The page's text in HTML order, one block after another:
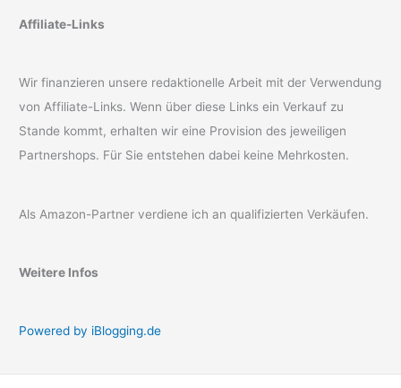
Affiliate-Links
Wir finanzieren unsere redaktionelle Arbeit mit der Verwendung
von Affiliate-Links. Wenn über diese Links ein Verkauf zu
Stande kommt, erhalten wir eine Provision des jeweiligen
Partnershops. Für Sie entstehen dabei keine Mehrkosten.
Als Amazon-Partner verdiene ich an qualifizierten Verkäufen.
Weitere Infos
Powered by iBlogging.de